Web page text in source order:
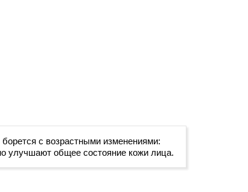
с возрастными изменениями:
улучшают общее состояние кожи лица.